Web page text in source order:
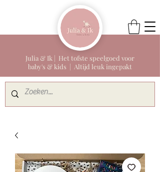
Julia & Ik | Het tofste speelgoed voor
baby's & kids | Altijd leuk ingepakt